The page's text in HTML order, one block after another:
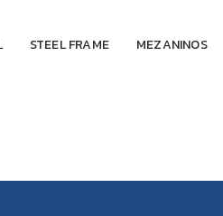
STEEL FRAME MEZANINOS